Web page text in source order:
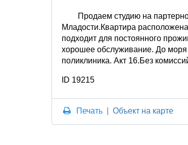
Продаем студию на
Младости.Квартира
подходит для постоянного
хорошее обслуживание. До
поликлиника. Акт 16.Без
ID 19215
Печать |Объект на карте